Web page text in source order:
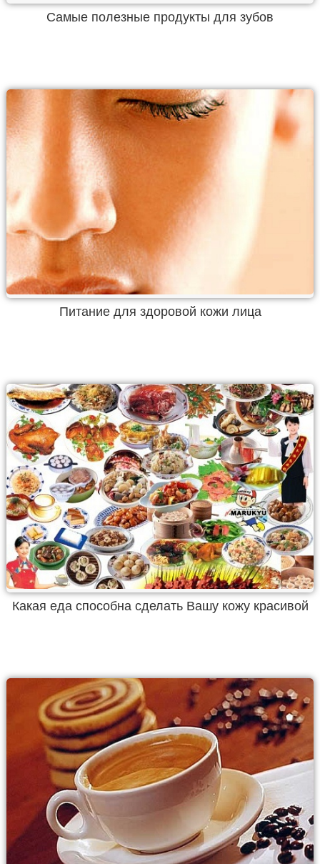
Самые полезные продукты для зубов
Питание для здоровой кожи лица
Какая еда способна сделать Вашу кожу красивой